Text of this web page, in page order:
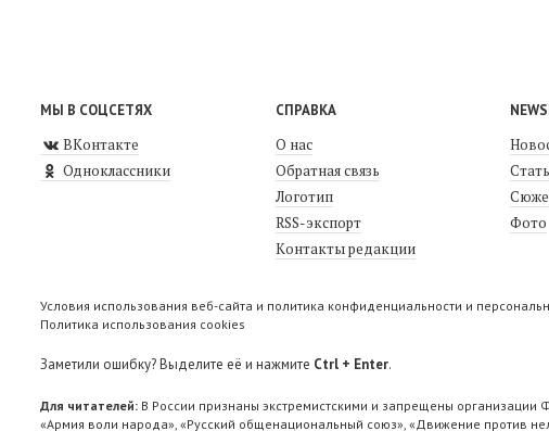
МЫ В СОЦСЕТЯХ
ВКонтакте
Одноклассники
СПРАВКА
О нас
Обратная связь
Логотип
RSS-экспорт
Контакты редакции
Фото
Условия использования веб-сайта и политика конфиденциальности и
Политика использования cookies
Заметили ошибку? Выделите её и нажмите Ctrl + Enter.
Для читателей: В России признаны экстремистскими и запрещены
«Армия воли народа», «Русский общенациональный союз», «Движение против